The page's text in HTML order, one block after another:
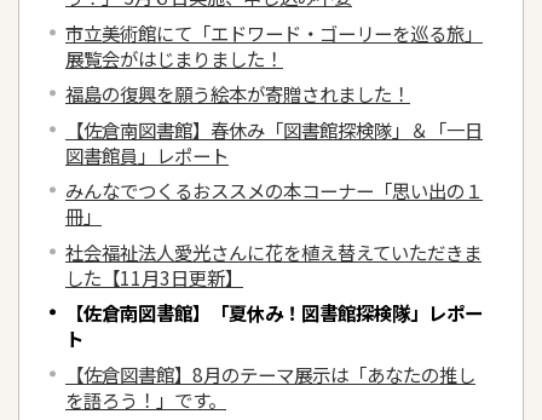
市立美術館にて「エドワード・ゴーリーを巡る旅」
展覧会がはじまりました！
福島の復興を願う絵本が寄贈されました！
【佐倉南図書館】春休み「図書館探検隊」＆「一日
図書館員」レポート
みんなでつくるおススメの本コーナー「思い出の１
冊」
社会福祉法人愛光さんに花を植え替えていただきま
した【11月3日更新】
【佐倉南図書館】「夏休み！図書館探検隊」レポー
ト
【佐倉図書館】8月のテーマ展示は「あなたの推し
を語ろう！」です。